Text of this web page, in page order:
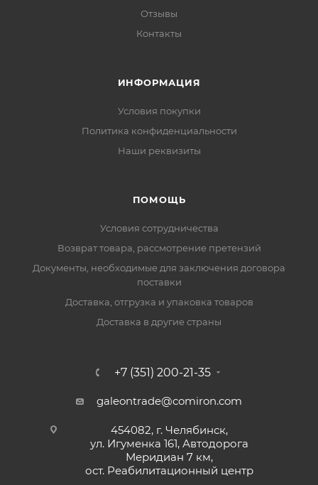
Отзывы
Контакты
ИНФОРМАЦИЯ
Условия покупки
Политика конфиденциальности
Наши реквизиты
ПОМОЩЬ
Условия сотрудничества
Возврат товара, рассмотрение претензий
Документы, необходимые для заключения договора
поставки
Доставка, отгрузка и упаковка товаров
Доставка в другие страны
+7 (351) 200-21-35
galeontrade@comiron.com
454082, г. Челябинск,
ул. Игуменка 161, Автодорога
Меридиан 7 км,
ост. Реабилитационный центр